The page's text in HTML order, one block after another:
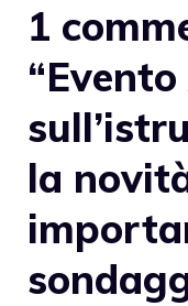
1
la